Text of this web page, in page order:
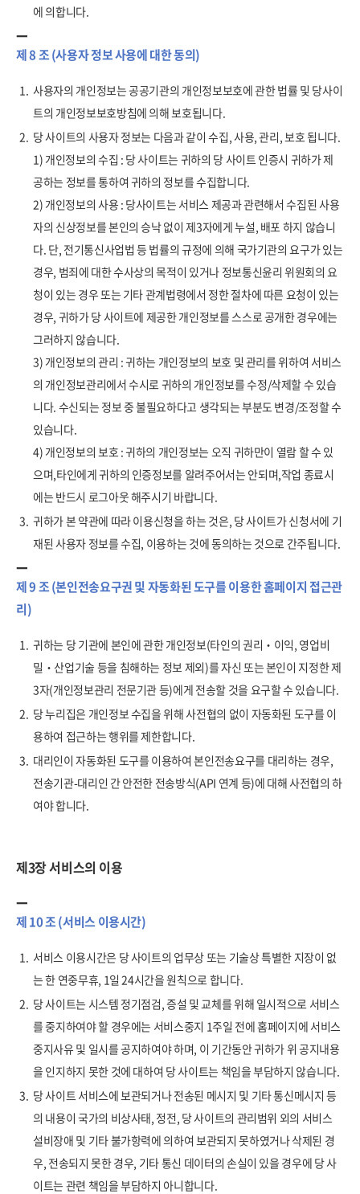
에 의합니다.
제 8 조 (사용자 정보 사용에 대한 동의)
1. 사용자의 개인정보는 공공기관의 개인정보보호에 관한 법률 및 당사이
트의 개인정보보호방침에 의해 보호됩니다.
2. 당 사이트의 사용자 정보는 다음과 같이 수집, 사용, 관리, 보호 됩니다.
1) 개인정보의 수집 : 당 사이트는 귀하의 당 사이트 인증시 귀하가 제
공하는 정보를 통하여 귀하의 정보를 수집합니다.
2) 개인정보의 사용 : 당사이트는 서비스 제공과 관련해서 수집된 사용
자의 신상정보를 본인의 승낙 없이 제3자에게 누설, 배포 하지 않습니
다. 단, 전기통신사업법 등 법률의 규정에 의해 국가기관의 요구가 있는
경우, 범죄에 대한 수사상의 목적이 있거나 정보통신윤리 위원회의 요
청이 있는 경우 또는 기타 관계법령에서 정한 절차에 따른 요청이 있는
경우, 귀하가 당 사이트에 제공한 개인정보를 스스로 공개한 경우에는
그러하지 않습니다.
3) 개인정보의 관리 : 귀하는 개인정보의 보호 및 관리를 위하여 서비스
의 개인정보관리에서 수시로 귀하의 개인정보를 수정/삭제할 수 있습
니다. 수신되는 정보 중 불필요하다고 생각되는 부분도 변경/조정할 수
있습니다.
4) 개인정보의 보호 : 귀하의 개인정보는 오직 귀하만이 열람 할 수 있
으며,타인에게 귀하의 인증정보를 알려주어서는 안되며,작업 종료시
에는 반드시 로그아웃 해주시기 바랍니다.
3. 귀하가 본 약관에 따라 이용신청을 하는 것은, 당 사이트가 신청서에 기
재된 사용자 정보를 수집, 이용하는 것에 동의하는 것으로 간주됩니다.
제 9 조 (본인전송요구권 및 자동화된 도구를 이용한 홈페이지 접근관
리)
1. 귀하는 당 기관에 본인에 관한 개인정보(타인의 권리‧이익, 영업비
밀‧산업기술 등을 침해하는 정보 제외)를 자신 또는 본인이 지정한 제
3자(개인정보관리 전문기관 등)에게 전송할 것을 요구할 수 있습니다.
2. 당 누리집은 개인정보 수집을 위해 사전협의 없이 자동화된 도구를 이
용하여 접근하는 행위를 제한합니다.
3. 대리인이 자동화된 도구를 이용하여 본인전송요구를 대리하는 경우,
전송기관-대리인 간 안전한 전송방식(API 연계 등)에 대해 사전협의 하
여야 합니다.
제3장 서비스의 이용
제 10 조 (서비스 이용시간)
1. 서비스 이용시간은 당 사이트의 업무상 또는 기술상 특별한 지장이 없
는 한 연중무휴, 1일 24시간을 원칙으로 합니다.
2. 당 사이트는 시스템 정기점검, 증설 및 교체를 위해 일시적으로 서비스
를 중지하여야 할 경우에는 서비스중지 1주일 전에 홈페이지에 서비스
중지사유 및 일시를 공지하여야 하며, 이 기간동안 귀하가 위 공지내용
을 인지하지 못한 것에 대하여 당 사이트는 책임을 부담하지 않습니다.
3. 당 사이트 서비스에 보관되거나 전송된 메시지 및 기타 통신메시지 등
의 내용이 국가의 비상사태, 정전, 당 사이트의 관리범위 외의 서비스
설비장애 및 기타 불가항력에 의하여 보관되지 못하였거나 삭제된 경
우, 전송되지 못한 경우, 기타 통신 데이터의 손실이 있을 경우에 당 사
이트는 관련 책임을 부담하지 아니합니다.